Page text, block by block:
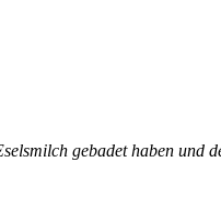
ge­ba­det ha­ben